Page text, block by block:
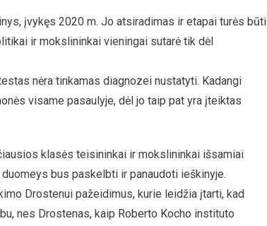
įvykęs 2020 m. Jo atsiradimas ir etapai turės būti
ir mokslininkai vieningai sutarė tik dėl
nėra tinkamas diagnozei nustatyti. Kadangi
visame pasaulyje, dėl jo taip pat yra įteiktas
klasės teisininkai ir mokslininkai išsamiai
bus paskelbti ir panaudoti ieškinyje.
Drostenui pažeidimus, kurie leidžia įtarti, kad
nes Drostenas, kaip Roberto Kocho instituto